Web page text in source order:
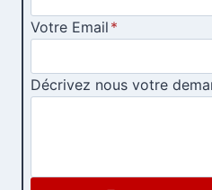
Votre Email *
Décrivez nous votre